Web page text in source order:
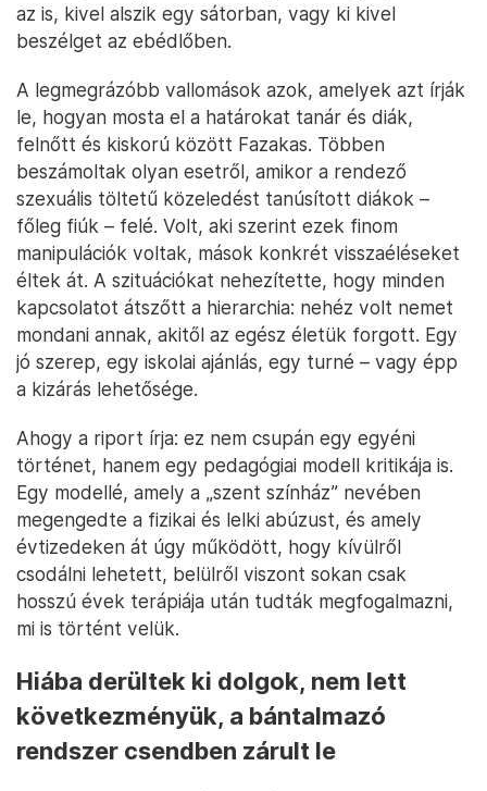
az is, kivel alszik egy sátorban, vagy ki kivel
beszélget az ebédlőben.
A legmegrázóbb vallomások azok, amelyek azt írják
le, hogyan mosta el a határokat tanár és diák,
felnőtt és kiskorú között Fazakas. Többen
beszámoltak olyan esetről, amikor a rendező
szexuális töltetű közeledést tanúsított diákok –
főleg fiúk – felé. Volt, aki szerint ezek finom
manipulációk voltak, mások konkrét visszaéléseket
éltek át. A szituációkat nehezítette, hogy minden
kapcsolatot átszőtt a hierarchia: nehéz volt nemet
mondani annak, akitől az egész életük forgott. Egy
jó szerep, egy iskolai ajánlás, egy turné – vagy épp
a kizárás lehetősége.
Ahogy a riport írja: ez nem csupán egy egyéni
történet, hanem egy pedagógiai modell kritikája is.
Egy modellé, amely a „szent színház” nevében
megengedte a fizikai és lelki abúzust, és amely
évtizedeken át úgy működött, hogy kívülről
csodálni lehetett, belülről viszont sokan csak
hosszú évek terápiája után tudták megfogalmazni,
mi is történt velük.
Hiába derültek ki dolgok, nem lett
következményük, a bántalmazó
rendszer csendben zárult le